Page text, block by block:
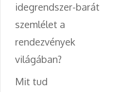
idegrendszer-barát
szemlélet a
rendezvények
világában?
Mit tud